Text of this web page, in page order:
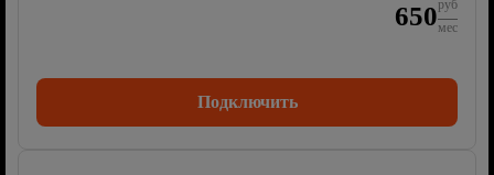
650руб
мес
Подключить